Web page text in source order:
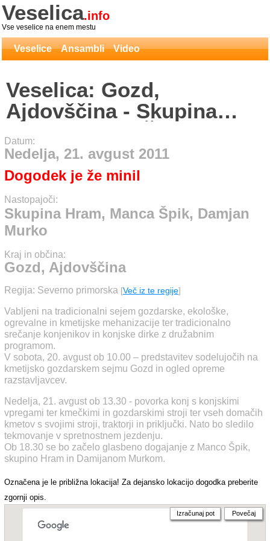
Veselica.info
Vse veselice na enem mestu
Veselice Ansambli Video
Veselica: Gozd,
Ajdovščina - Skupina
Hram, Manca Špik,
Damjan Murko
Datum:
Nedelja, 21. avgust 2011
Dogodek je že minil
Nastopajoči:
Skupina Hram, Manca Špik, Damjan
Murko
Kraj in občina:
Gozd, Ajdovščina
Regija: Severno primorska [Več iz te regije]
Vabljeni na tradicionalni sejem gozdarske, ekološke,
ogrevalne in kmetijske mehanizacije ter tradicionalno
srečanje konjenikov in konjske dirke z družabnim
programom.
V sobota, 20. avgust ob 10.00 – predstavitev sodelujočih na
kmetijsko gozdarskem sejmu Gozd in ogled opreme
razstavljavcev.
Nedelja, 21. avgust ob 13.30 - povorka konj s konjskimi
vpregami ter kmečkimi in gozdarskimi stroji ter vseh domačih
kmetov s svojimi stroji, traktorji in priključki. Nato bo sledilo
tekmovanje v spretnostnem jezdenju.
Ob 18.30 se bo začelo glasbeno dogajanje z Manco Špik,
skupino Hram in Damijanom Murkom.
Označena je le približna lokacija! Za dejansko lokacijo dogodka preberite
zgornji opis.
Izračunaj pot Povečaj